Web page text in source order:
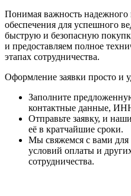
Понимая важность надежного
обеспечения для успешного
быструю и безопасную
и предоставляем полное
этапах сотрудничества.
Оформление заявки просто и
Заполните
контактные данные,
Отправьте заявку, и
её в кратчайшие сроки.
Мы свяжемся с вами для
условий оплаты и
сотрудничества.